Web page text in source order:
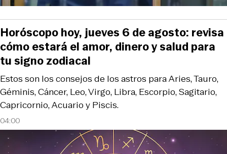
04:00
Estos son los consejos de los astros para Aries, Tauro,
Géminis, Cáncer, Leo, Virgo, Libra, Escorpio, Sagitario,
Capricornio, Acuario y Piscis.
Horóscopo hoy, jueves 6 de agosto: revisa
cómo estará el amor, dinero y salud para
tu signo zodiacal